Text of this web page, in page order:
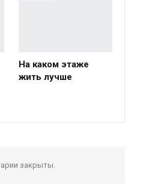
На каком этаже
жить лучше
закрыты.